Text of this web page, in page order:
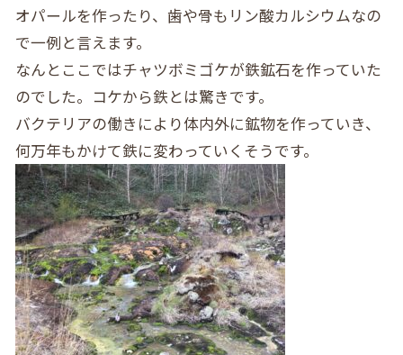
オパールを作ったり、歯や骨もリン酸カルシウムなの
で一例と言えます。
なんとここではチャツボミゴケが鉄鉱石を作っていた
のでした。コケから鉄とは驚きです。
バクテリアの働きにより体内外に鉱物を作っていき、
何万年もかけて鉄に変わっていくそうです。